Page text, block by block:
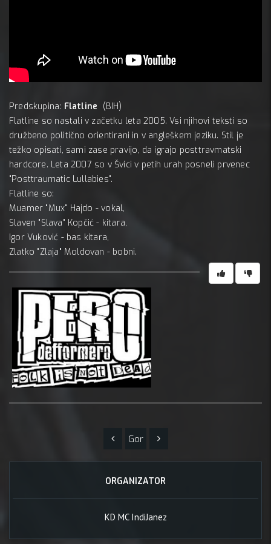
Predskupina: Flatline (BIH)
Flatline so nastali v začetku leta 2005. Vsi njihovi teksti so
družbeno politično orientirani in v angleškem jeziku. Stil je
težko opisati, sami zase pravijo, da igrajo posttravmatski
hardcore. Leta 2007 so v Švici v petih urah posneli prvenec
"Posttraumatic Lullabies".
Flatline so:
Muamer "Mux" Hajdo - vokal,
Slaven "Slava" Kopčić - kitara,
Igor Vuković - bas kitara,
Zlatko "Zlaja" Moldovan - bobni.
Gor
ORGANIZATOR
KD MC IndiJanez